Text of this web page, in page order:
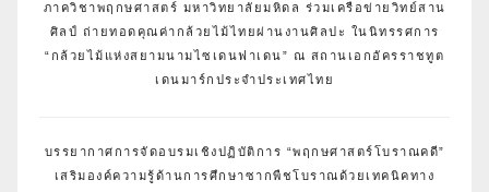
ภาควิชาพฤกษศาสตร์ มหาวิทยาลัยมหิดล ร่วมเครือข่ายวิทย์สาน
ศิลป์ ถ่ายทอดคุณค่ากล้วยไม้ไทยผ่านงานศิลปะ ในนิทรรศการ
“กล้วยไม้แห่งสยามนามไซเดนฟาเดน” ณ สถานเอกอัครราชทูต
เดนมาร์กประจำประเทศไทย
บรรยากาศการจัดอบรมเชิงปฏิบัติการ “พฤกษศาสตร์โบราณคดี”
เสริมองค์ความรู้ด้านการศึกษาซากพืชโบราณด้วยเทคนิคทาง